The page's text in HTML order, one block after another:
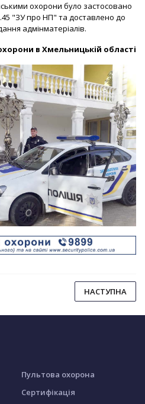
охорони було застосовано
"ЗУ про НП" та доставлено до
адмінматеріалів.
в Хмельницькій області
НАСТУПНА
Пультова охорона
Сертифікація